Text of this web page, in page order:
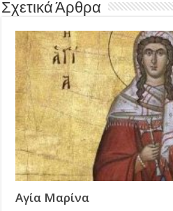
Σχετικά Άρθρα
Αγία Μαρίνα